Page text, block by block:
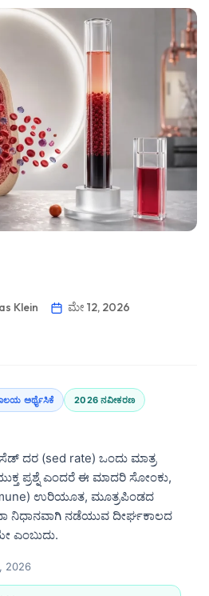
Klein
ಮೇ 12, 2026
ಅರ್ಥೈಸಿಕೆ 2026 ನವೀಕರಣ
ದರ (sed rate) ಒಂದು ಮಾತ್ರ
ಪ್ರಶ್ನೆ ಎಂದರೆ ಈ ಮಾದರಿ ಸೋಂಕು,
ಉರಿಯೂತ, ಮೂತ್ರಪಿಂಡದ
ನಿಧಾನವಾಗಿ ನಡೆಯುವ ದೀರ್ಘಕಾಲದ
ಎಂಬುದು.
2026